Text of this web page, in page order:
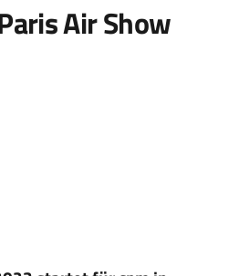
Air Show